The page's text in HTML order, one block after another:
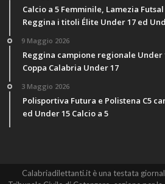
Calcio a 5 Femminile, Lamezia
Reggina i titoli Élite Under 17 ed
9 Maggio 2026
Reggina campione regionale Under
Coppa Calabria Under 17
3 Maggio 2026
Polisportiva Futura e Polistena C5
ed Under 15 Calcio a 5
Calabriadilettanti.it è una testata